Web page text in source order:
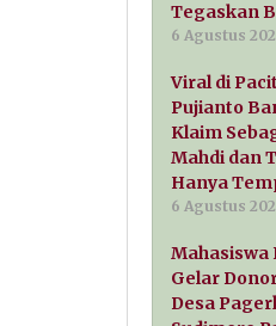
Tegaskan
6 Agustus
Viral di
Pujianto
Klaim
Mahdi dan
Hanya
6 Agustus
Mahasiswa
Gelar
Desa